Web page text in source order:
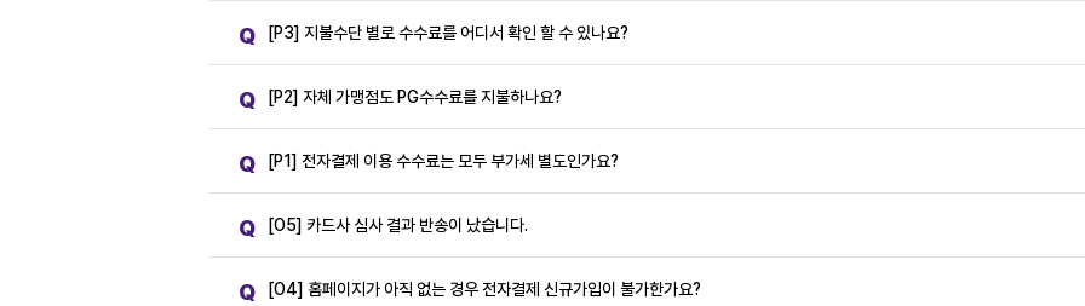
Q [P3] 지불수단 별로 수수료를 어디서 확인 할 수 있나요?
Q [P2] 자체 가맹점도 PG수수료를 지불하나요?
Q [P1] 전자결제 이용 수수료는 모두 부가세 별도인가요?
Q [O5] 카드사 심사 결과 반송이 났습니다.
Q [O4] 홈페이지가 아직 없는 경우 전자결제 신규가입이 불가한가요?